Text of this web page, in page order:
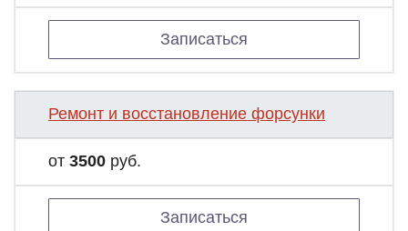
Записаться
Ремонт и восстановление форсунки
от 3500 руб.
Записаться